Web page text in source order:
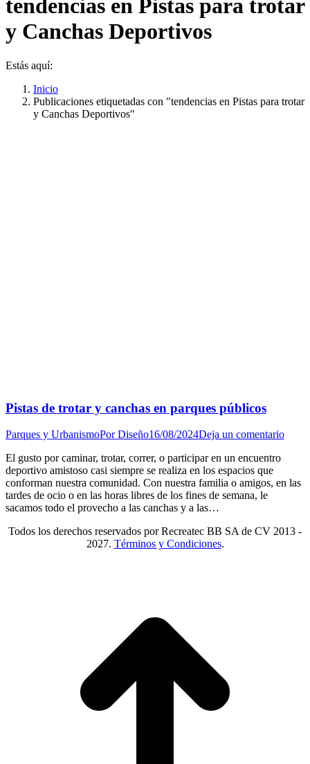
tendencias en Pistas para trotar
y Canchas Deportivos
Estás aquí:
Inicio
Publicaciones etiquetadas con "tendencias en Pistas para trotar
y Canchas Deportivos"
Pistas de trotar y canchas en parques públicos
Parques y UrbanismoPorDiseño16/08/2024Deja un comentario
El gusto por caminar, trotar, correr, o participar en un encuentro
deportivo amistoso casi siempre se realiza en los espacios que
conforman nuestra comunidad. Con nuestra familia o amigos, en las
tardes de ocio o en las horas libres de los fines de semana, le
sacamos todo el provecho a las canchas y a las…
Todos los derechos reservados por Recreatec BB SA de CV 2013 -
2027. Términos y Condiciones.